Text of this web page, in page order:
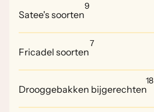
Satee's soorten
9
Fricadel soorten
7
Drooggebakken bijgerechten
18